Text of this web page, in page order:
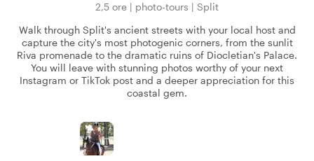
2,5 ore | photo-tours | Split
Walk through Split's ancient streets with your local host and
capture the city's most photogenic corners, from the sunlit
Riva promenade to the dramatic ruins of Diocletian's Palace.
You will leave with stunning photos worthy of your next
Instagram or TikTok post and a deeper appreciation for this
coastal gem.